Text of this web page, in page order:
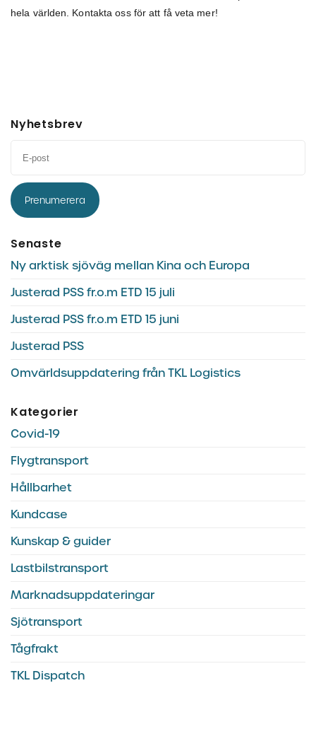
hela världen. Kontakta oss för att få veta mer!
Nyhetsbrev
Prenumerera
Senaste
Ny arktisk sjöväg mellan Kina och Europa
Justerad PSS fr.o.m ETD 15 juli
Justerad PSS fr.o.m ETD 15 juni
Justerad PSS
Omvärldsuppdatering från TKL Logistics
Kategorier
Covid-19
Flygtransport
Hållbarhet
Kundcase
Kunskap & guider
Lastbilstransport
Marknadsuppdateringar
Sjötransport
Tågfrakt
TKL Dispatch